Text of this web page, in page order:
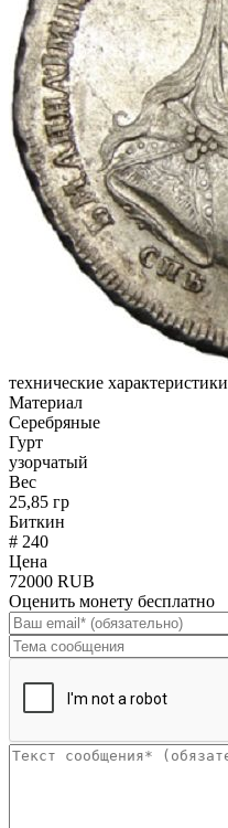
технические характеристики
Материал
Серебряные
Гурт
узорчатый
Вес
25,85 гр
Биткин
# 240
Цена
72000 RUB
Оценить монету бесплатно